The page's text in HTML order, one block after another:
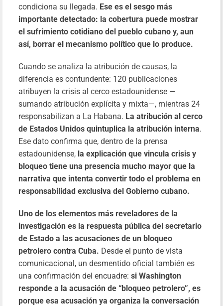
condiciona su llegada. Ese es el sesgo más
importante detectado: la cobertura puede mostrar
el sufrimiento cotidiano del pueblo cubano y, aun
así, borrar el mecanismo político que lo produce.
Cuando se analiza la atribución de causas, la
diferencia es contundente: 120 publicaciones
atribuyen la crisis al cerco estadounidense —
sumando atribución explícita y mixta—, mientras 24
responsabilizan a La Habana. La atribución al cerco
de Estados Unidos quintuplica la atribución interna.
Ese dato confirma que, dentro de la prensa
estadounidense, la explicación que vincula crisis y
bloqueo tiene una presencia mucho mayor que la
narrativa que intenta convertir todo el problema en
responsabilidad exclusiva del Gobierno cubano.
Uno de los elementos más reveladores de la
investigación es la respuesta pública del secretario
de Estado a las acusaciones de un bloqueo
petrolero contra Cuba. Desde el punto de vista
comunicacional, un desmentido oficial también es
una confirmación del encuadre: si Washington
responde a la acusación de “bloqueo petrolero”, es
porque esa acusación ya organiza la conversación